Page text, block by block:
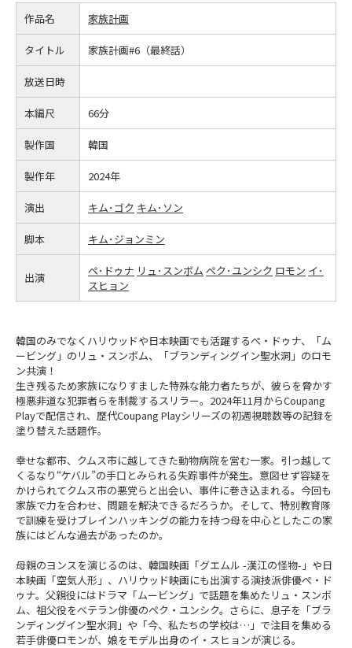
作品名 家族計画
タイトル 家族計画#6（最終話）
放送日時
本編尺 66分
製作国 韓国
製作年 2024年
演出 キム･ゴク キム･ソン
脚本 キム･ジョンミン
出演 ペ･ドゥナ リュ･スンボム ペク･ユンシク ロモン イ･
スヒョン
韓国のみでなくハリウッドや日本映画でも活躍するぺ・ドゥナ、「ム
ービング」のリュ・スンボム、「ブランディングイン聖水洞」のロモ
ン共演！
生き残るため家族になりすました特殊な能力者たちが、彼らを脅かす
極悪非道な犯罪者らを制裁するスリラー。2024年11月からCoupang
Playで配信され、歴代Coupang Playシリーズの初週視聴数等の記録を
塗り替えた話題作。
幸せな都市、クムス市に越してきた動物病院を営む一家。引っ越して
くるなり“ケバル”の手口とみられる失踪事件が発生。意図せず容疑を
かけられてクムス市の悪党らと出会い、事件に巻き込まれる。今回も
家族で力を合わせ、問題を解決できるだろうか。そして、特別教育隊
で訓練を受けブレインハッキングの能力を持つ母を中心としたこの家
族にはどんな過去があったのか。
母親のヨンスを演じるのは、韓国映画「グエムル -漢江の怪物-」や日
本映画「空気人形」、ハリウッド映画にも出演する演技派俳優ぺ・ド
ゥナ。父親役にはドラマ「ムービング」で話題を集めたリュ・スンボ
ム、祖父役をベテラン俳優のペク・ユンシク。さらに、息子を「ブラ
ンディングイン聖水洞」や「今、私たちの学校は…」で注目を集める
若手俳優ロモンが、娘をモデル出身のイ・スヒョンが演じる。